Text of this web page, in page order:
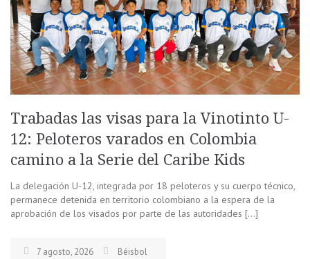
Trabadas las visas para la Vinotinto U-
12: Peloteros varados en Colombia
camino a la Serie del Caribe Kids
La delegación U-12, integrada por 18 peloteros y su cuerpo técnico,
permanece detenida en territorio colombiano a la espera de la
aprobación de los visados por parte de las autoridades […]
7 agosto, 2026 Béisbol